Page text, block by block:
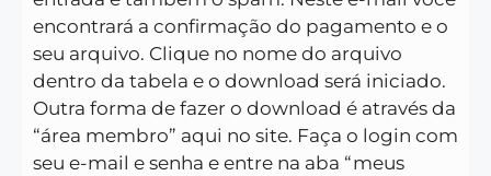
encontrará a confirmação do pagamento e o
seu arquivo. Clique no nome do arquivo
dentro da tabela e o download será iniciado.
Outra forma de fazer o download é através da
“área membro” aqui no site. Faça o login com
seu e-mail e senha e entre na aba “meus